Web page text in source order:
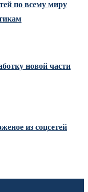
по всему миру
новой части
из соцсетей